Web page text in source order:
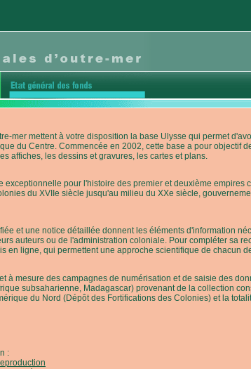
mer mettent à votre disposition la base Ulysse qui permet
du Centre. Commencée en 2002, cette base a pour objectif
affiches, les dessins et gravures, les cartes et plans.
exceptionnelle pour l'histoire des premier et deuxième
du XVIIe siècle jusqu'au milieu du XXe siècle,
et une notice détaillée donnent les éléments d'information
auteurs ou de l'administration coloniale. Pour compléter sa
en ligne, qui permettent une approche scientifique de chacun
à mesure des campagnes de numérisation et de saisie des
subsaharienne, Madagascar) provenant de la collection
du Nord (Dépôt des Fortifications des Colonies) et la
: